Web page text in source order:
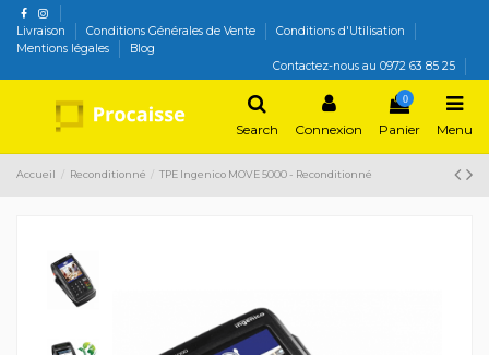
Livraison Conditions Générales de Vente
Conditions d'Utilisation
Mentions légales
Blog
Contactez-nous au 0972 63 85 25
Search Connexion
0
Panier Menu
Accueil Reconditionné TPE Ingenico MOVE 5000 - Reconditionné